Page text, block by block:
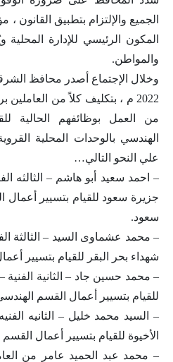
الجميع والإلتزام بتطبيق القانون
المكون الرئيسي للإدارة
والمواطن.
2022 م ، بتكليف كلاً من
من العمل بوظائفهم الحالية
الهندسي بالوحدات المحلية
علي النحو التالي…
– احمد سعيد أبو هاشم – الثالثه
جزيرة سعود للقيام بتسيير أعمال
سعود.
– محمد عشماوى السيد – الثالثة
شهداء بحر البقر للقيام بتسيير
– محمد حسين جاد – الثانية الفنية
للقيام بتسيير أعمال القسم
– السيد محمد خليل – الثانيه
الأخيوة للقيام بتسيير أعمال
– محمد عبد الحميد عامر من